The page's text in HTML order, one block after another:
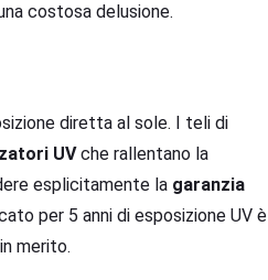
costosa delusione.
diretta al sole. I teli di
UVche rallentano la
esplicitamente la garanzia
per 5 anni di esposizione UV è
merito.